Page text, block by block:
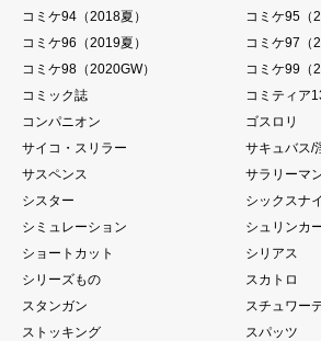
コミケ94（2018夏）
コミケ95（
コミケ96（2019夏）
コミケ97（
コミケ98（2020GW）
コミケ99（
コミック誌
コミティア
コンパニオン
ゴスロリ
サイコ・スリラー
サキュバス/
サスペンス
サラリーマ
シスター
シックスナ
シミュレーション
シュリンカ
ショートカット
シリアス
シリーズもの
スカトロ
スタンガン
スチュワー
ストッキング
スパッツ